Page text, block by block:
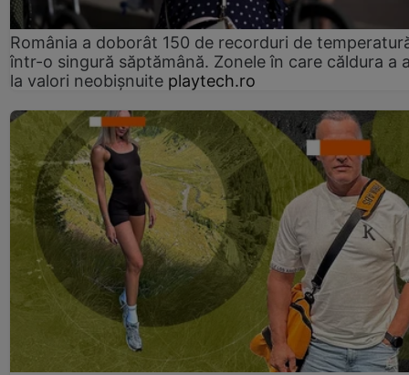
România a doborât 150 de recorduri de
într-o singură săptămână. Zonele în care căldura a
la valori neobișnuite playtech.ro